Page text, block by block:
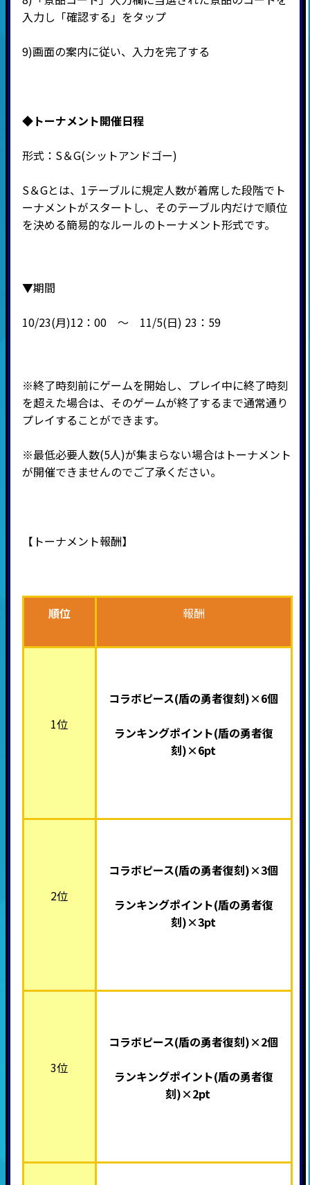
入力し「確認する」をタップ
9)画面の案内に従い、入力を完了する
◆トーナメント開催日程
形式： S＆G(シットアンドゴー)
S＆Gとは、1テーブルに規定人数が着席した段階でト
ーナメントがスタートし、そのテーブル内だけで順位
を決める簡易的なルールのトーナメント形式です。
▼期間
10/23(月)12：00 ～ 11/5(日) 23：59
※終了時刻前にゲームを開始し、プレイ中に終了時刻
を超えた場合は、そのゲームが終了するまで通常通り
プレイすることができます。
※最低必要人数(5人)が集まらない場合はトーナメント
が開催できませんのでご了承ください。
【トーナメント報酬】
順位 報酬
1位
コラボピース(盾の勇者復刻)×6個
ランキングポイント(盾の勇者復
刻)×6pt
2位
コラボピース(盾の勇者復刻)×3個
ランキングポイント(盾の勇者復
刻)×3pt
3位
コラボピース(盾の勇者復刻)×2個
ランキングポイント(盾の勇者復
刻)×2pt